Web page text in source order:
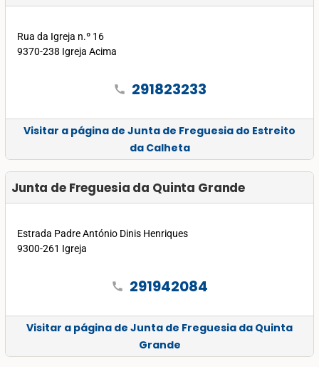
Rua da Igreja n.º 16
9370-238 Igreja Acima
call 291823233
Visitar a página de Junta de Freguesia do Estreito
da Calheta
Junta de Freguesia da Quinta Grande
Estrada Padre António Dinis Henriques
9300-261 Igreja
call 291942084
Visitar a página de Junta de Freguesia da Quinta
Grande